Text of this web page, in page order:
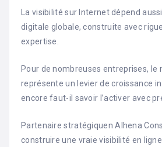
La visibilité sur Internet dépend
digitale globale, construite avec
expertise.
Pour de nombreuses entreprises, le
représente un levier de croissance
encore faut-il savoir l’activer avec
Partenaire stratégiquen Alhena
construire une vraie visibilité en